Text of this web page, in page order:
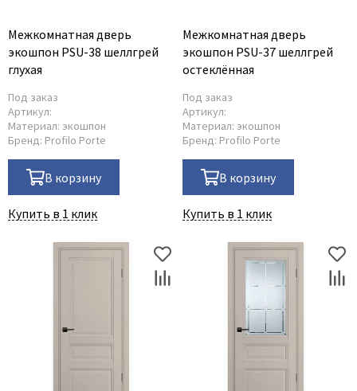
Межкомнатная дверь
экошпон PSU-38 шеллгрей
глухая
Под заказ
Артикул:
Материал: экошпон
Бренд: Profilo Porte
В корзину
Купить в 1 клик
Межкомнатная дверь
экошпон PSU-37 шеллгрей
остеклённая
Под заказ
Артикул:
Материал: экошпон
Бренд: Profilo Porte
В корзину
Купить в 1 клик